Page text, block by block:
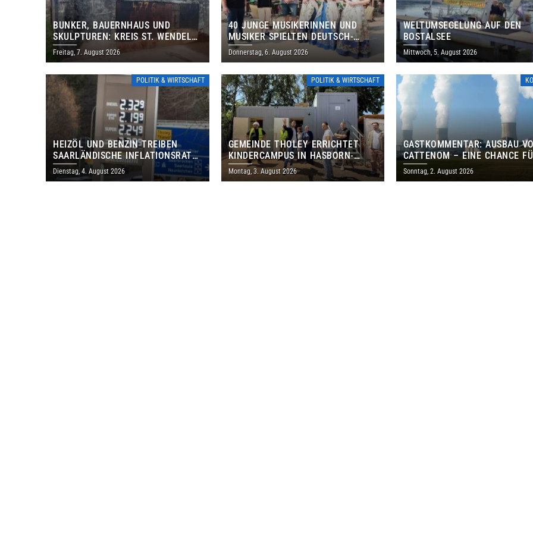
BUNKER, BAUERNHAUS UND
SKULPTUREN: KREIS ST. WENDEL
LÄDT ZUM TAG DES OFFENEN
DENKMALS EIN
Freitag, 7. August 2026
40 JUNGE MUSIKERINNEN UND
MUSIKER SPIELTEN DEUTSCH-
BRASILIANISCHES PROGRAMM IN
THOLEY
Donnerstag, 6. August 2026
WELTUMSEGELUNG AUF DEN
BOSTALSEE
Mittwoch, 5. August 2026
POLITIK & WIRTSCHAFT
HEIZÖL UND BENZIN TREIBEN
SAARLÄNDISCHE INFLATIONSRATE
IM JULI AUF 3,2 PROZENT
Dienstag, 4. August 2026
POLITIK & WIRTSCHAFT
GEMEINDE THOLEY ERRICHTET
KINDERCAMPUS IN HASBORN-
DAUTWEILER FÜR RUND 8,5 BIS 9
MILLIONEN EURO
Montag, 3. August 2026
GASTKOMMENTAR: AUSBAU
CATTENOM – EINE CHANCE
LOTHRINGEN UND DAS
Sonntag, 2. August 2026